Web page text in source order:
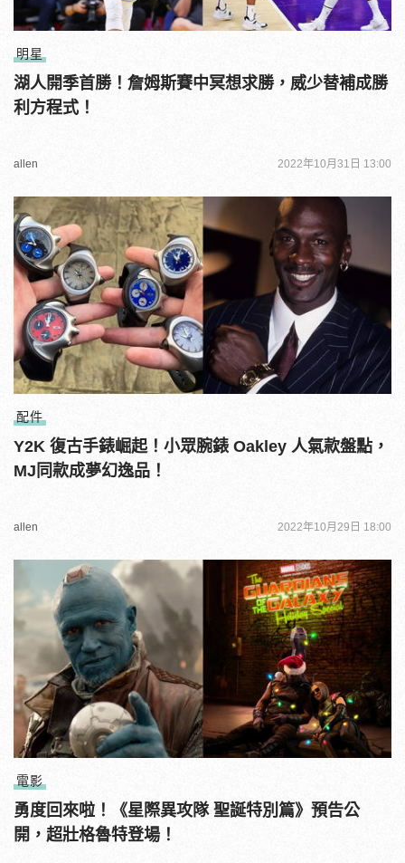
明星
湖人開季首勝！詹姆斯賽中冥想求勝，威少替補成勝
利方程式！
allen 2022年10月31日 13:00
配件
Y2K 復古手錶崛起！小眾腕錶 Oakley 人氣款盤點，
MJ同款成夢幻逸品！
allen 2022年10月29日 18:00
電影
勇度回來啦！《星際異攻隊 聖誕特別篇》預告公
開，超壯格魯特登場！